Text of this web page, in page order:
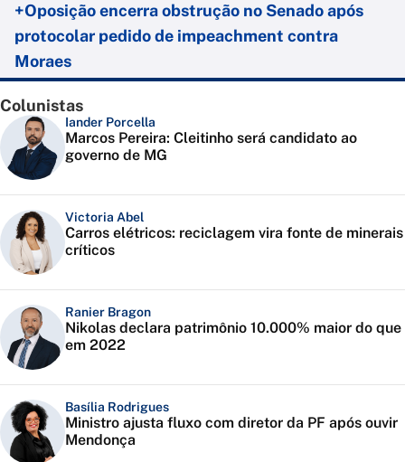
+Oposição encerra obstrução no Senado após
protocolar pedido de impeachment contra
Moraes
Colunistas
Iander Porcella
Marcos Pereira: Cleitinho será candidato ao
governo de MG
Victoria Abel
Carros elétricos: reciclagem vira fonte de minerais
críticos
Ranier Bragon
Nikolas declara patrimônio 10.000% maior do que
em 2022
Basília Rodrigues
Ministro ajusta fluxo com diretor da PF após ouvir
Mendonça